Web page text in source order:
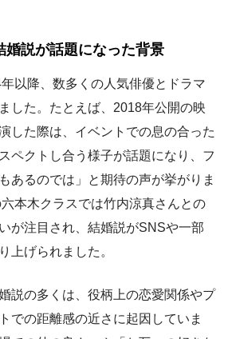
婚説が話題になった背景
以降、数多くの人気俳優とドラマ
した。たとえば、2018年公開の映
した際は、イベントでの息の合った
ペクトし合う様子が話題になり、フ
あるのでは」と期待の声が挙がりま
本木クラスでは竹内涼真さんとの
が注目され、結婚説がSNSや一部
上げられました。
説の多くは、役柄上の恋愛関係やプ
での距離感の近さに起因していま